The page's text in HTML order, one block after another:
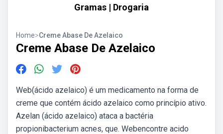
Gramas | Drogaria
Home>Creme Abase De Azelaico
Creme Abase De Azelaico
Web(ácido azelaico) é um medicamento na forma de
creme que contém ácido azelaico como princípio ativo.
Azelan (ácido azelaico) ataca a bactéria
propionibacterium acnes, que. Webencontre acido